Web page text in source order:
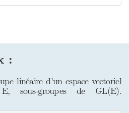
:
linéaire d’un espace vectoriel
sous-groupes de GL(E).